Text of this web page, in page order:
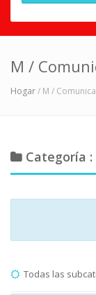
M /
Hogar/ M /
Categoría
Todas las